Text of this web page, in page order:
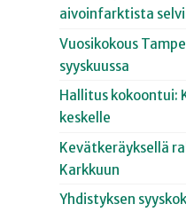
aivoinfarktista
Vuosikokous
syyskuussa
Hallitus kokoontui:
keskelle
Kevätkeräyksellä
Karkkuun
Yhdistyksen